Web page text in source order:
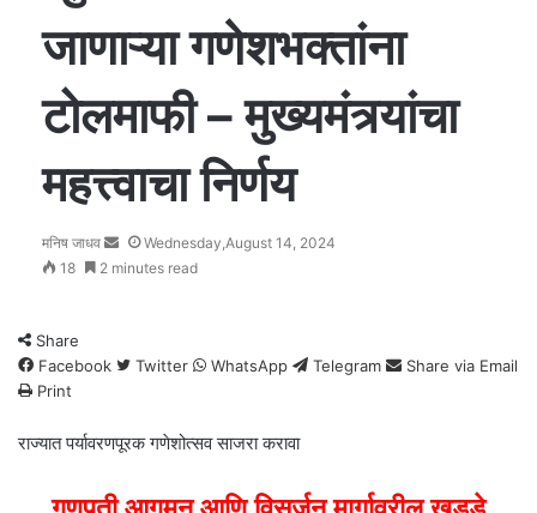
जाणाऱ्या गणेशभक्तांना
टोलमाफी – मुख्यमंत्र्यांचा
महत्त्वाचा निर्णय
मनिष जाधव
Send
an
Wednesday,August 14, 2024
18
2 minutes read
Share
Facebook
Twitter WhatsApp Telegram
Share via Email
Print
राज्यात पर्यावरणपूरक गणेशोत्सव साजरा करावा